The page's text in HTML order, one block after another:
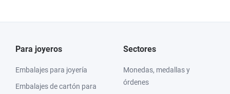
Para joyeros
Embalajes para joyería
Embalajes de cartón para
Sectores
Monedas, medallas y
órdenes